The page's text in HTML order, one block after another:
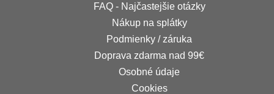
FAQ - Najčastejšie otázky
Nákup na splátky
Podmienky / záruka
Doprava zdarma nad 99€
Osobné údaje
Cookies